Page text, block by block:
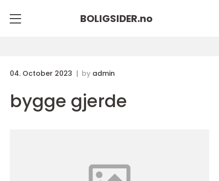
BOLIGSIDER.no
04. October 2023 by admin
bygge gjerde